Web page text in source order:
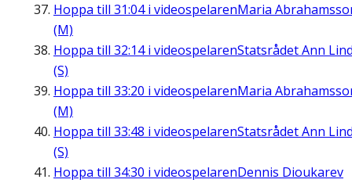
Hoppa till 31:04i videospelarenMaria
(M)
Hoppa till 32:14i videospelarenStatsrådet Ann
(S)
Hoppa till 33:20 i videospelarenMaria
(M)
Hoppa till 33:48 i videospelarenStatsrådet Ann
(S)
Hoppa till 34:30 i videospelarenDennis Dioukarev